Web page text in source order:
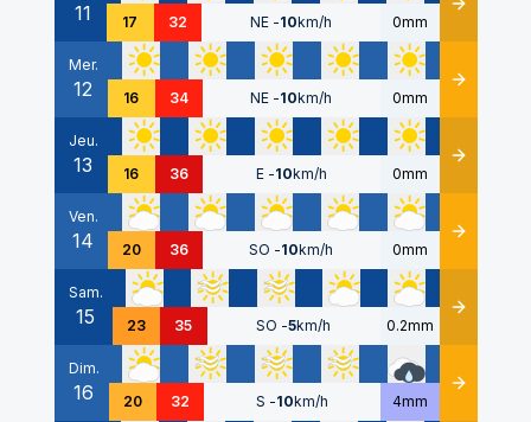
11 17 32 NE -10km/h 0mm Détails
Mer.
12 16 34 NE -10km/h 0mm Détails
Jeu.
13 16 36 E -10km/h 0mm Détails
Ven.
14 20 36 SO -10km/h 0mm Détails
Sam.
15 23 35 SO -5km/h 0.2mm Détails
Dim.
16 20 32 S -10km/h 4mm Détails